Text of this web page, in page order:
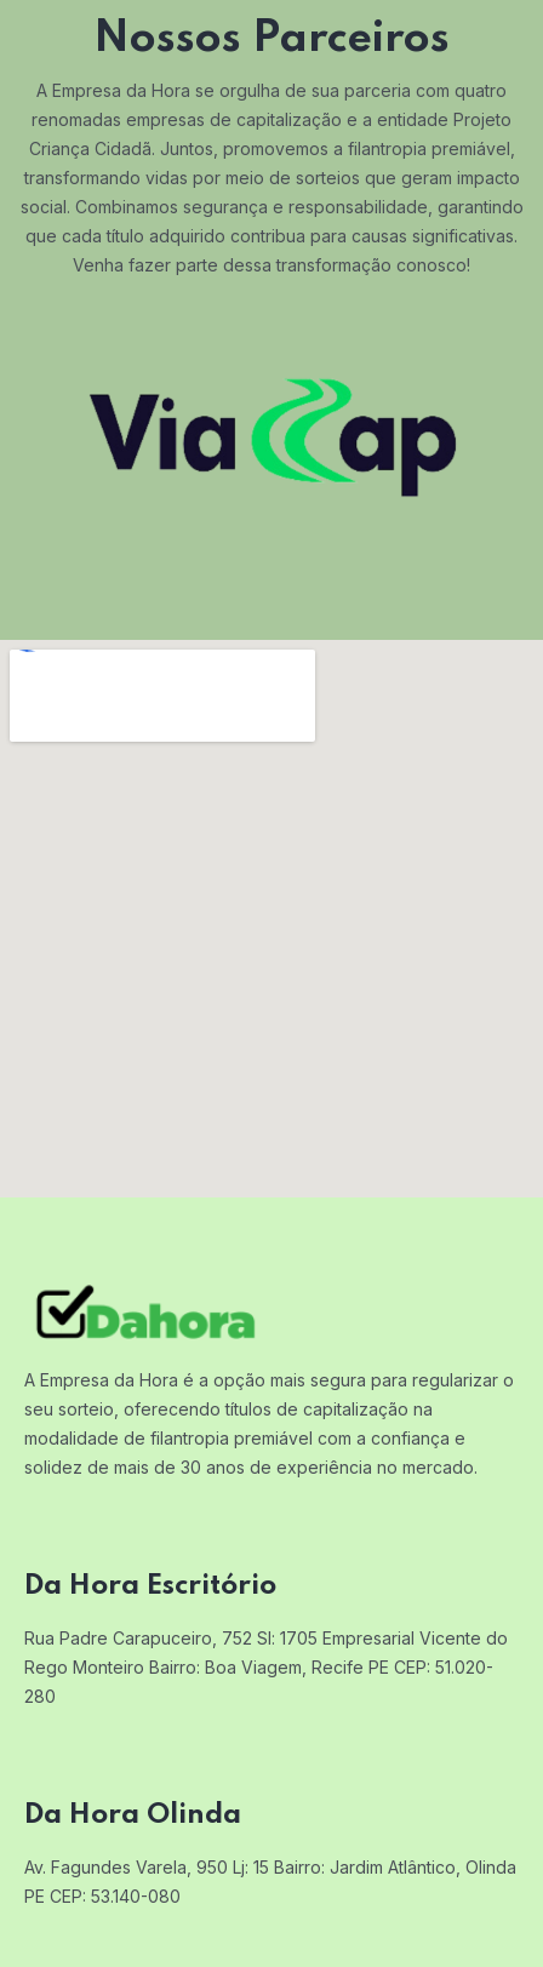
Nossos Parceiros
A Empresa da Hora se orgulha de sua parceria com quatro
renomadas empresas de capitalização e a entidade Projeto
Criança Cidadã. Juntos, promovemos a filantropia premiável,
transformando vidas por meio de sorteios que geram impacto
social. Combinamos segurança e responsabilidade, garantindo
que cada título adquirido contribua para causas significativas.
Venha fazer parte dessa transformação conosco!
A Empresa da Hora é a opção mais segura para regularizar o
seu sorteio, oferecendo títulos de capitalização na
modalidade de filantropia premiável com a confiança e
solidez de mais de 30 anos de experiência no mercado.
Da Hora Escritório
Rua Padre Carapuceiro, 752 Sl: 1705 Empresarial Vicente do
Rego Monteiro Bairro: Boa Viagem, Recife PE CEP: 51.020-
280
Da Hora Olinda
Av. Fagundes Varela, 950 Lj: 15 Bairro: Jardim Atlântico, Olinda
PE CEP: 53.140-080